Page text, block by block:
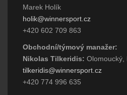
Marek Holík
holik@winnersport.cz
+420 602 709 863
Obchodní/týmový manažer:
Nikolas Tilkeridis: Olomoucký,
tilkeridis@winnersport.cz
+420 774 996 635